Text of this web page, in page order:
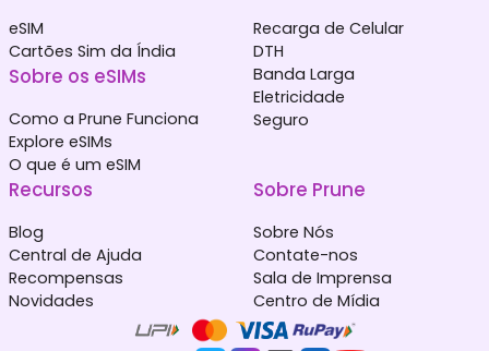
eSIM
Cartões Sim da Índia
Sobre os eSIMs
Como a Prune Funciona
Explore eSIMs
O que é um eSIM
Recarga de Celular
DTH
Banda Larga
Eletricidade
Seguro
Recursos
Blog
Central de Ajuda
Recompensas
Novidades
Sobre Prune
Sobre Nós
Contate-nos
Sala de Imprensa
Centro de Mídia